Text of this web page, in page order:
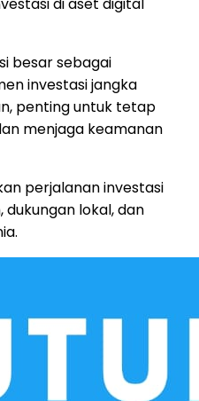
besar sebagai
investasi jangka
penting untuk tetap
menjaga keamanan
perjalanan investasi
lokal, dan